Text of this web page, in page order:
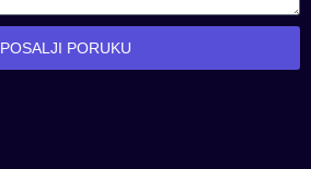
POSALJI PORUKU